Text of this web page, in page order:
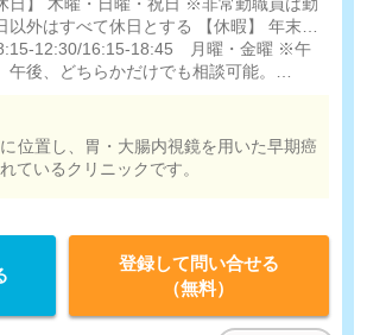
以外はすべて休日とする 【休暇】 年末年
有給休暇（法定通り）
12:30/16:15-18:45 月曜・金曜 ※午
午後、どちらかだけでも相談可能。
間は相談に応じます。
位置し、胃・大腸内視鏡を用いた早期癌
ているクリニックです。
登録して問い合せる
（無料）